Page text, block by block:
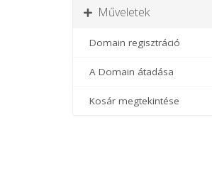
Műveletek
Domain regisztráció
A Domain átadása
Kosár megtekintése